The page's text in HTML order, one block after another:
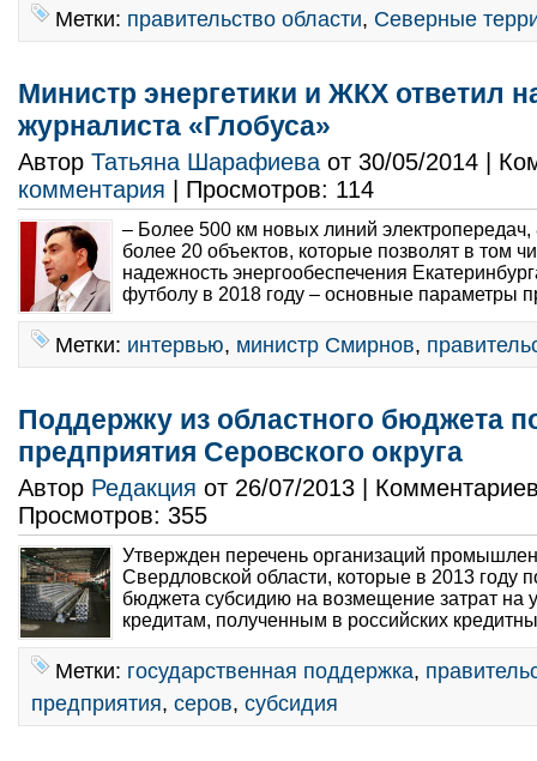
Метки: правительство области, Северные
Министр энергетики и ЖКХ ответил
журналиста «Глобуса»
Автор Татьяна Шарафиева от 30/05/2014 |
комментария | Просмотров: 114
– Более 500 км новых линий
более 20 объектов, которые позволят в том
надежность энергообеспечения
футболу в 2018 году – основные параметры
Метки: интервью, министр Смирнов,
Поддержку из областного бюджета
предприятия Серовского округа
Автор Редакция от 26/07/2013 |
Просмотров: 355
Утвержден перечень организаций
Свердловской области, которые в 2013 году
бюджета субсидию на возмещение затрат на
кредитам, полученным в российских
Метки: государственная поддержка,
предприятия, серов, субсидия